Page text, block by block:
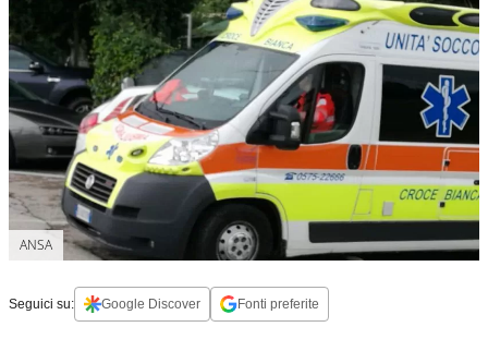
ANSA
Seguici su: Google Discover Fonti preferite